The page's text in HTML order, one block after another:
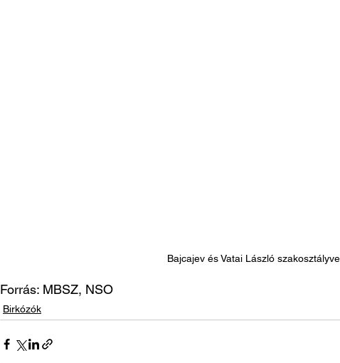
Bajcajev és Vatai László
Forrás: MBSZ, NSO
Birkózók